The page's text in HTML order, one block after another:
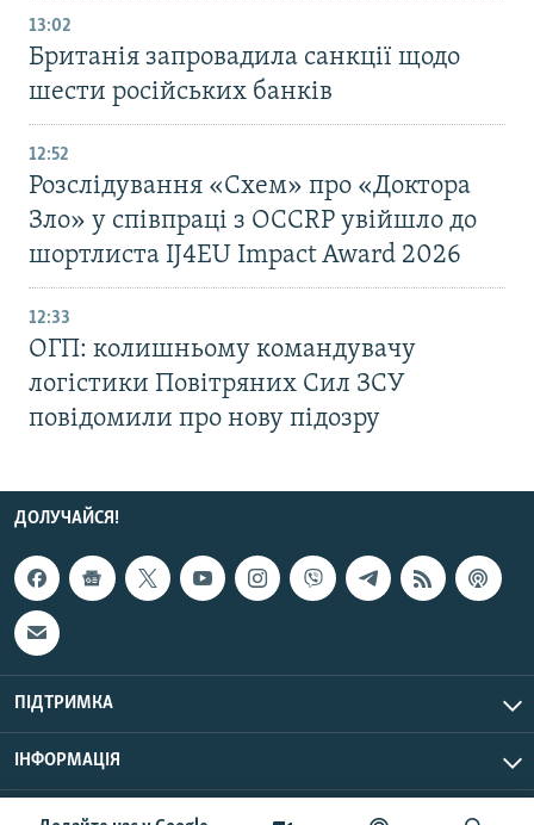
13:02
Британія запровадила санкції щодо
шести російських банків
12:52
Розслідування «Схем» про «Доктора
Зло» у співпраці з OCCRP увійшло до
шортлиста IJ4EU Impact Award 2026
12:33
ОГП: колишньому командувачу
логістики Повітряних Сил ЗСУ
повідомили про нову підозру
ДОЛУЧАЙСЯ!
ПІДТРИМКА
ІНФОРМАЦІЯ